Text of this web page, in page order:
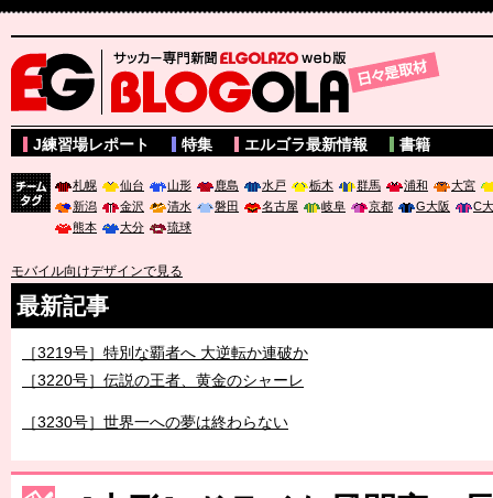
サッカー専門新聞ELGOLAZO web版 BLOGOLA
J練習場レポート 特集 エルゴラ最新情報 書籍
札幌 仙台 山形 鹿島 水戸 栃木 群馬 浦和
大宮
新潟
金沢 清水 磐田 名古屋 岐阜 京都 G大阪
C
熊本
大分 琉球
モバイル向けデザインで見る
最新記事
［3219号］特別な覇者へ 大逆転か連破か
［3220号］伝説の王者、黄金のシャーレ
［3230号］世界一への夢は終わらない
［3223号］一丸。日本出陣